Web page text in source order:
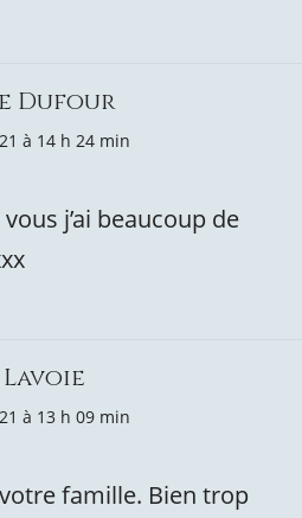
Dufour
à 14 h 24 min
j’ai beaucoup de
à 13 h 09 min
famille. Bien trop